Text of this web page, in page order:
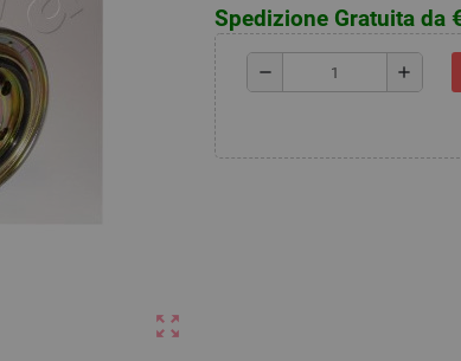
zoom_out_map
Spedizione Gratuita da
remove add